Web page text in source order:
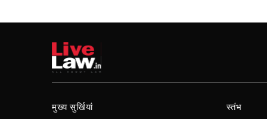
मुख्य सुर्खियां स्तंभ